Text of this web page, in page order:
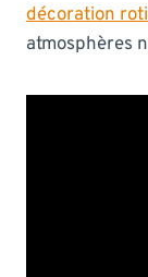
décoration
atmosphères